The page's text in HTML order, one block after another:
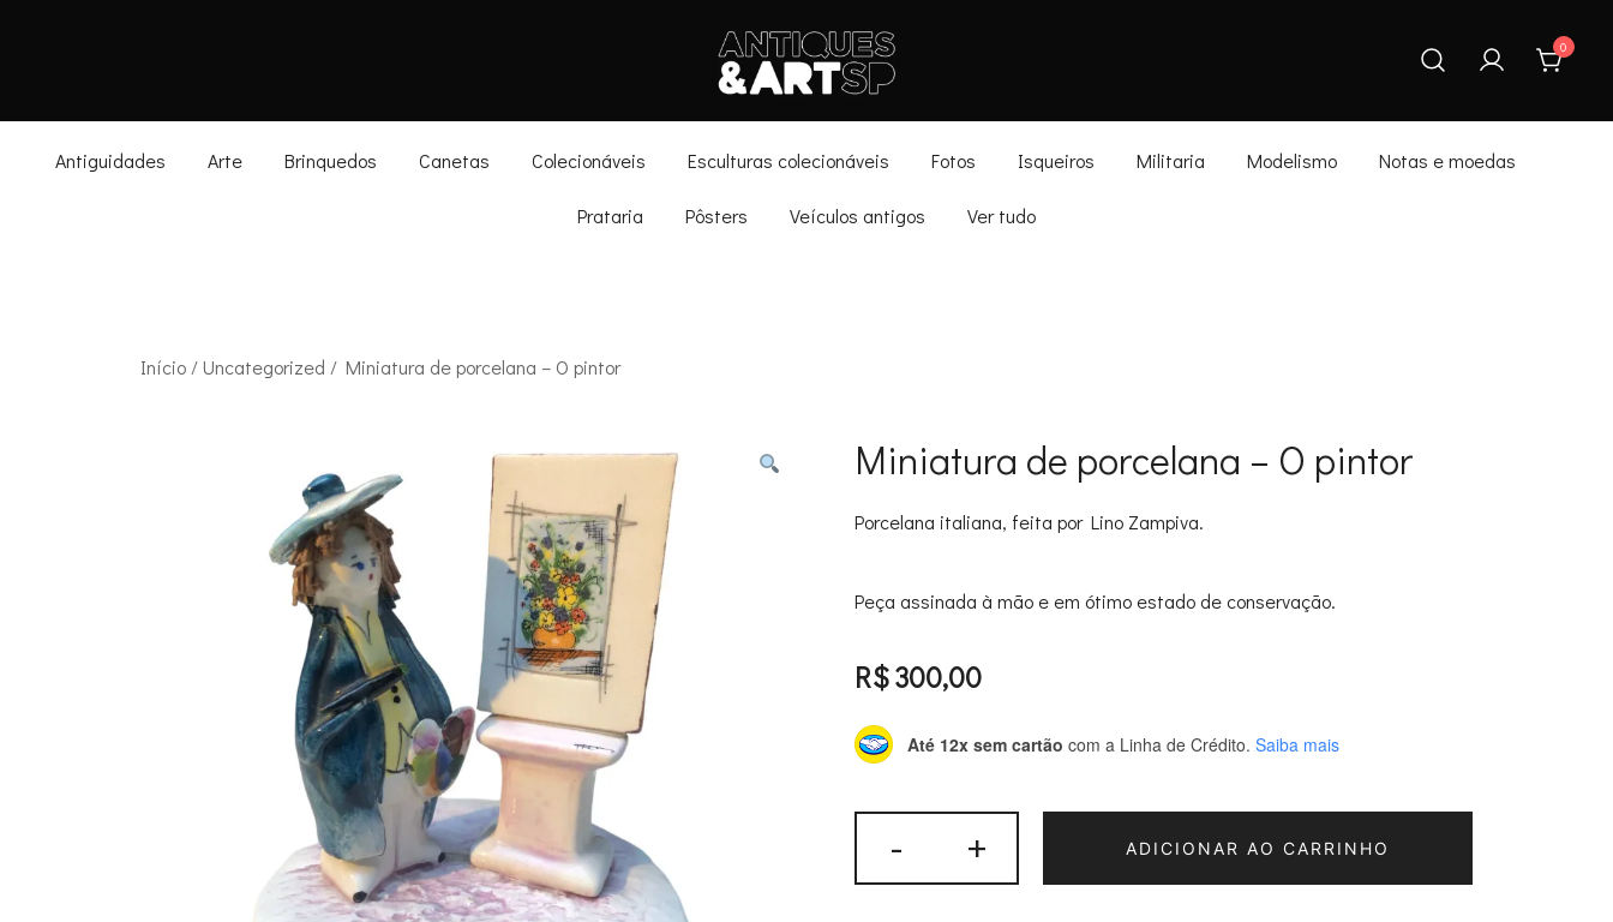
Antiques & Art SP
0
Antiguidades Arte Brinquedos Canetas Colecionáveis Esculturas colecionáveis Fotos Isqueiros Militaria Modelismo Notas e moedas
Prataria Pôsters Veículos antigos Ver tudo
Início/ Uncategorized / Miniatura de porcelana – O pintor
Miniatura de porcelana – O pintor
Porcelana italiana, feita por Lino Zampiva.
Peça assinada à mão e em ótimo estado de conservação.
R$300,00
Até 12x sem cartão com a Linha de Crédito. Saiba mais
-
porcelana
+ ADICIONAR AO CARRINHO